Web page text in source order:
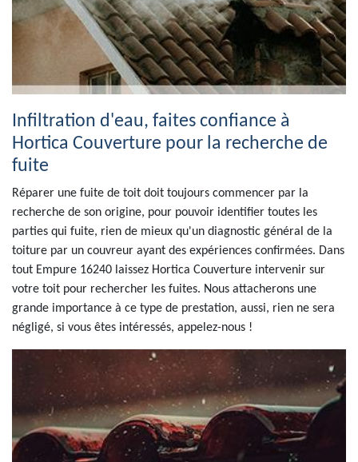
Infiltration d'eau, faites confiance à
Hortica Couverture pour la recherche de
fuite
Réparer une fuite de toit doit toujours commencer par la
recherche de son origine, pour pouvoir identifier toutes les
parties qui fuite, rien de mieux qu'un diagnostic général de la
toiture par un couvreur ayant des expériences confirmées. Dans
tout Empure 16240 laissez Hortica Couverture intervenir sur
votre toit pour rechercher les fuites. Nous attacherons une
grande importance à ce type de prestation, aussi, rien ne sera
négligé, si vous êtes intéressés, appelez-nous !